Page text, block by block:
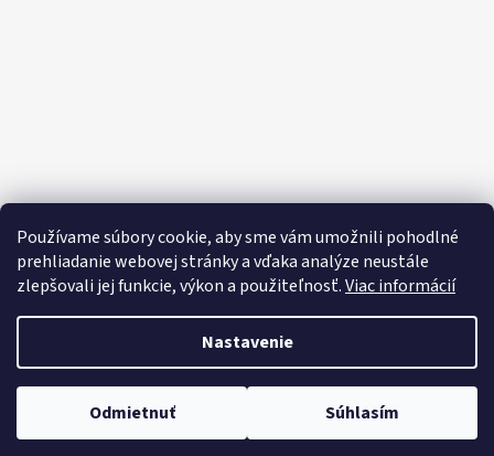
Používame súbory cookie, aby sme vám umožnili pohodlné
prehliadanie webovej stránky a vďaka analýze neustále
zlepšovali jej funkcie, výkon a použiteľnosť.Viac informácií
Nastavenie
Odmietnuť Súhlasím
O spoločnosti SECTRON Naša výroba SECTRON Care
Recenzie Katalóg internetových stránok
Reklamácia a vrátenie
Copyright 2026SECTRON. Všetky práva vyhradené.